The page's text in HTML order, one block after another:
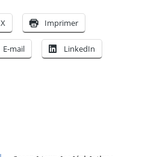
X Imprimer
E-mail LinkedIn